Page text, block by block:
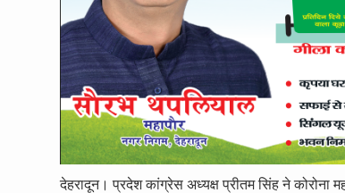
देहरादून। प्रदेश कांग्रेस अध्यक्ष प्रीतम सिंह ने कोरोना